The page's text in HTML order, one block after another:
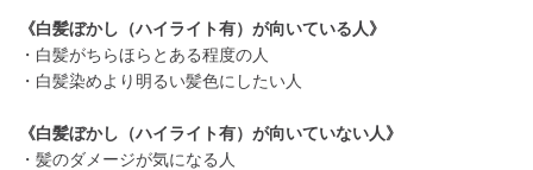
《白髪ぼかし（ハイライト有）が向いている人》
・白髪がちらほらとある程度の人
・白髪染めより明るい髪色にしたい人
《白髪ぼかし（ハイライト有）が向いていない人》
・髪のダメージが気になる人